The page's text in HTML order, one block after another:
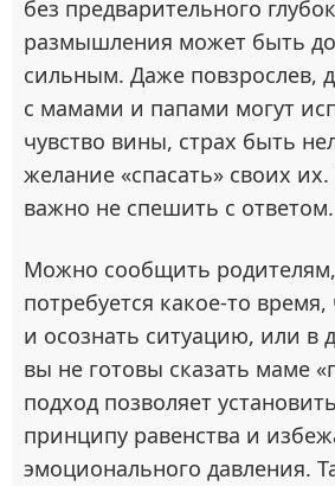
без предварительного
размышления может быть
сильным. Даже повзрослев,
с мамами и папами могут
чувство вины, страх быть
желание «спасать» своих
важно не спешить с ответом.
Можно сообщить
потребуется какое-то
и осознать ситуацию, или в
вы не готовы сказать маме
подход позволяет
принципу равенства и
эмоционального давления.